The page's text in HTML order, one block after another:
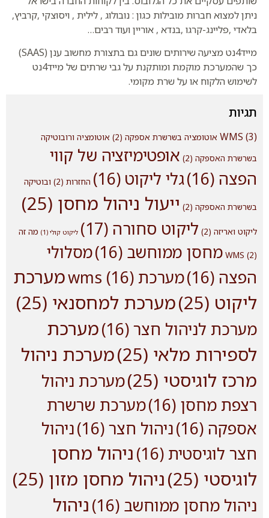
ניתן למצוא חברות מובילות כגון : נובולוג , לילית , ויסוצקי ,קרביץ,
בלאדי ,פליינג-קרגו ,בנדא , אוריין ועוד רבים…
מייד4נט מציעה שירותים שונים גם בתצורת מחשוב ענן (SAAS)
כך שהמערכת מוקמת ומותקנת על גבי שרתים של מייד4נט
לשימוש הלקוח או על שרת מקומי.
תגיות
WMS (3) אוטומציה בשרשרת אספקה (2)
אוטומציה ורובוטיקה
בשרשרת האספקה (2)
אופטימיזציה של קווי
הפצה (16) גלי ליקוט (16) החזרות (2) ובוטיקה
בשרשרת האספקה (2) ייעול ניהול מחסן (25)
ליקוט ואריזה (2) ליקוט סחורה (17) ליקוט קולי (1) מה זה
WMS (2) מחסן ממוחשב (16)
מסלולי
הפצה (16) מערכת wms(16)
מערכת
ליקוט (25) מערכת למחסנאי (25)
מערכת לניהול חצר(16)
מערכת
לספירות מלאי (25)
מערכת ניהול
מרכז לוגיסטי (25)
מערכת ניהול
רצפת מחסן (16)
מערכת שרשרת
אספקה (16) ניהול חצר(16)
ניהול
חצר לוגיסטית(16)
ניהול מחסן
לוגיסטי (25) ניהול מחסן מזון (25)
ניהול מחסן ממוחשב (16)
ניהול